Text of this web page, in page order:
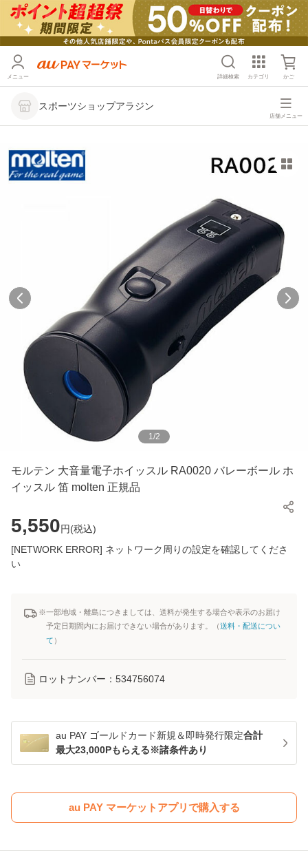
メニュー 詳細検索 カテゴリ かご
スポーツショップアラジン
店舗メニュー
1/2
モルテン 大音量電子ホイッスル RA0020 バレーボール ホ
イッスル 笛 molten 正規品
5,550円(税込)
[NETWORK ERROR] ネットワーク周りの設定を確認してくださ
い
※一部地域・離島につきましては、送料が発生する場合や表示のお届け
予定日期間内にお届けできない場合があります。（送料・配送につい
て ）
ロットナンバー： 534756074
au PAY ゴールドカード新規＆即時発行限定合計
最大23,000Pもらえる※諸条件あり
au PAY マーケットアプリで購入する